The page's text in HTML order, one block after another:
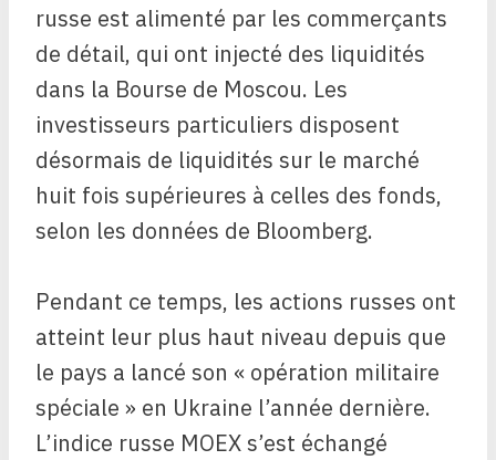
russe est alimenté par les commerçants
de détail, qui ont injecté des liquidités
dans la Bourse de Moscou. Les
investisseurs particuliers disposent
désormais de liquidités sur le marché
huit fois supérieures à celles des fonds,
selon les données de Bloomberg.
Pendant ce temps, les actions russes ont
atteint leur plus haut niveau depuis que
le pays a lancé son « opération militaire
spéciale » en Ukraine l’année dernière.
L’indice russe MOEX s’est échangé